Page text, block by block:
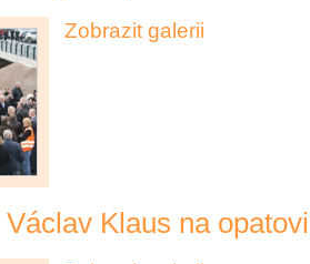
Zobrazit galerii
Klaus na